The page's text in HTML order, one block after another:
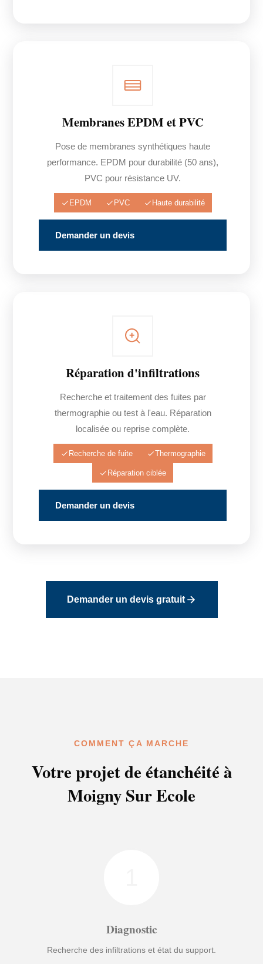
Membranes EPDM et PVC
Pose de membranes synthétiques haute
performance. EPDM pour durabilité (50 ans),
PVC pour résistance UV.
EPDM PVC Haute durabilité
Demander un devis
Réparation d'infiltrations
Recherche et traitement des fuites par
thermographie ou test à l'eau. Réparation
localisée ou reprise complète.
Recherche de fuite Thermographie
Réparation ciblée
Demander un devis
Demander un devis gratuit
COMMENT ÇA MARCHE
Votre projet de étanchéité à
Moigny Sur Ecole
Diagnostic
Recherche des infiltrations et état du support.